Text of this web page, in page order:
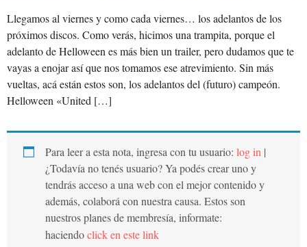
Llegamos al viernes y como cada viernes… los adelantos de los
próximos discos. Como verás, hicimos una trampita, porque el
adelanto de Helloween es más bien un trailer, pero dudamos que te
vayas a enojar así que nos tomamos ese atrevimiento. Sin más
vueltas, acá están estos son, los adelantos del (futuro) campeón.
Helloween «United […]
Para leer a esta nota, ingresa con tu usuario: log in |
¿Todavía no tenés usuario? Ya podés crear uno y
tendrás acceso a una web con el mejor contenido y
además, colaborá con nuestra causa. Estos son
nuestros planes de membresía, informate:
haciendoclick en este link